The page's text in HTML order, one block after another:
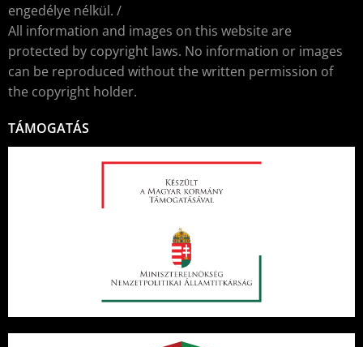
engedélye nélkül. /
All information and images on this website are
protected by copyright laws. No information or images
can be reproduced without the written permission of
the copyright holder.
TÁMOGATÁS